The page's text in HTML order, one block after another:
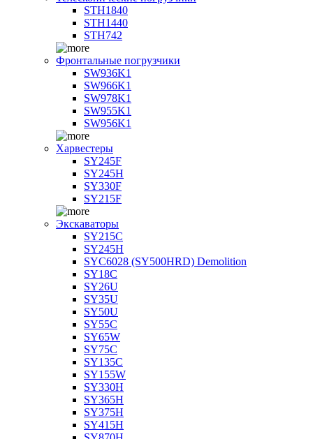
STH1840
STH1440
STH742
Фронтальные погрузчики
SW936K1
SW966K1
SW978K1
SW955K1
SW956K1
Харвестеры
SY245F
SY245H
SY330F
SY215F
Экскаваторы
SY215C
SY245H
SYC6028 (SY500HRD) Demolition
SY18C
SY26U
SY35U
SY50U
SY55C
SY65W
SY75C
SY135C
SY155W
SY330H
SY365H
SY375H
SY415H